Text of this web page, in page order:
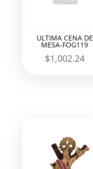
ULTIMA CENA DE
MESA-FOG119
$1,002.24